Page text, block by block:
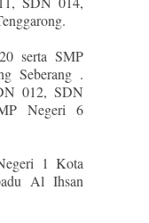
serta SMP
Seberang .
012, SDN
Negeri 6
1 Kota
Al Ihsan